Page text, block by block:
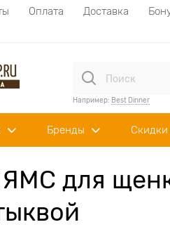
Оплата Доставка
Например: Best Dinner
Бренды Скидки
для